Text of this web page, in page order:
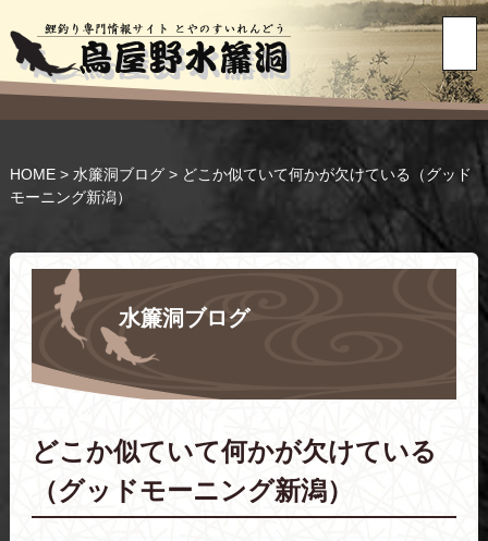
HOME> 水簾洞ブログ> どこか似ていて何かが欠けている（グッド
モーニング新潟）
水簾洞ブログ
どこか似ていて何かが欠けている
（グッドモーニング新潟）